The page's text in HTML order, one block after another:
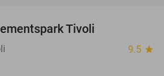
Tivoli
9.5 star